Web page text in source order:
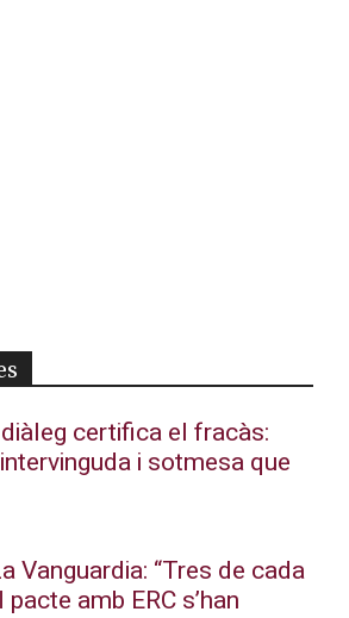
certifica el fracàs:
i sotmesa que
Vanguardia: “Tres de cada
amb ERC s’han